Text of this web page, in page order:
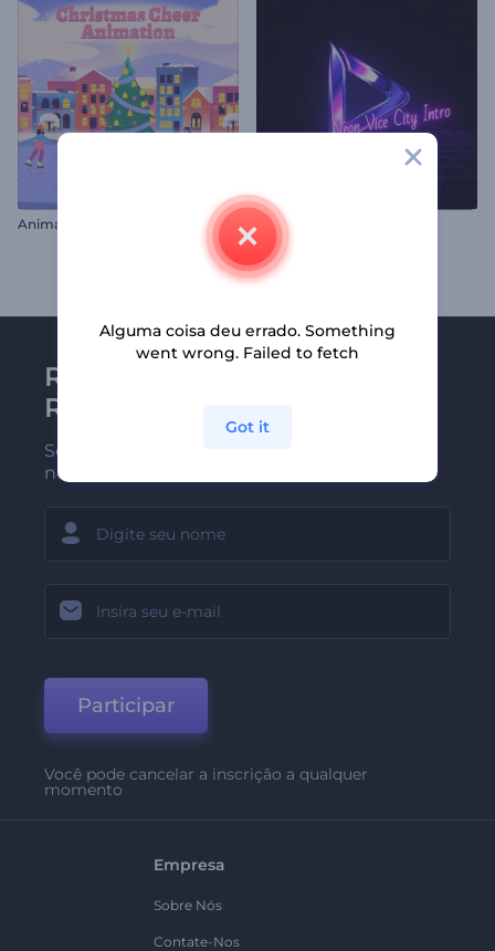
Animações de Alegria de Natal Intro de Neon Vice City
Receba a newsletter da
Renderforest
Seja um dos primeiros a receber
nossas últimas novidades e ofertas
Participar
Você pode cancelar a inscrição a qualquer
momento
Empresa
Sobre Nós
Contate-Nos
Alguma coisa deu errado. Something
went wrong. Failed to fetch
Got it